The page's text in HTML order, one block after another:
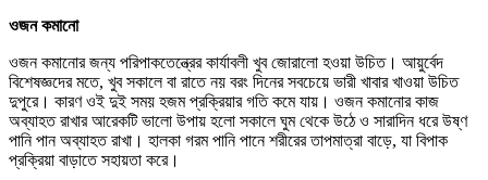
ওজন কমানো
ওজন কমানোর জন্য পরিপাকতেন্ত্রের কার্যাবলী খুব জোরালো হওয়া উচিত। আয়ুর্বেদ
বিশেষজ্ঞদের মতে, খুব সকালে বা রাতে নয় বরং দিনের সবচেয়ে ভারী খাবার খাওয়া উচিত
দুপুরে। কারণ ওই দুই সময় হজম প্রক্রিয়ার গতি কমে যায়। ওজন কমানোর কাজ
অব্যাহত রাখার আরেকটি ভালো উপায় হলো সকালে ঘুম থেকে উঠে ও সারাদিন ধরে উষ্ণ
পানি পান অব্যাহত রাখা। হালকা গরম পানি পানে শরীরের তাপমাত্রা বাড়ে, যা বিপাক
প্রক্রিয়া বাড়াতে সহায়তা করে।